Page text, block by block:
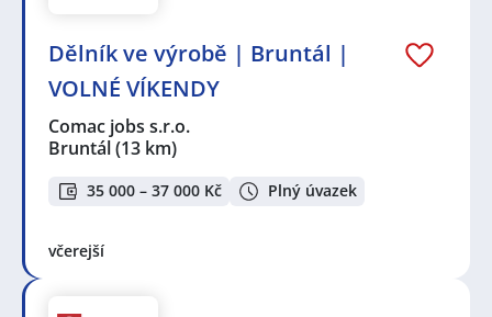
Dělník ve výrobě | Bruntál |
VOLNÉ VÍKENDY
Comac jobs s.r.o.
Bruntál(13 km)
35 000 – 37 000 Kč Plný úvazek
včerejší